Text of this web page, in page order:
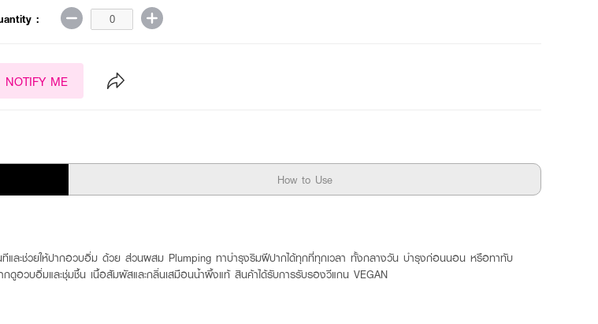
:
NOTIFY ME
How to Use
และช่วยให้ปากอวบอิ่ม ด้วย ส่วนผสม Plumping ทาบำรุงริมฝีปากได้ทุกที่ทุกเวลา ทั้งกลางวัน บำรุงก่อนนอน หรือทาทับ
อวบอิ่มและชุ่มชื้น เนื้อสัมผัสและกลิ่นเสมือนน้ำผึ้งแท้ สินค้าได้รับการรับรองวีแกน VEGAN